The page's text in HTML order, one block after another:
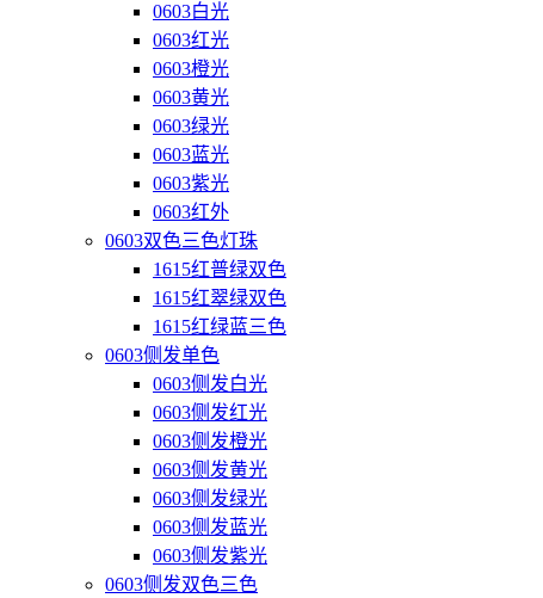
0603白光
0603红光
0603橙光
0603黄光
0603绿光
0603蓝光
0603紫光
0603红外
0603双色三色灯珠
1615红普绿双色
1615红翠绿双色
1615红绿蓝三色
0603侧发单色
0603侧发白光
0603侧发红光
0603侧发橙光
0603侧发黄光
0603侧发绿光
0603侧发蓝光
0603侧发紫光
0603侧发双色三色